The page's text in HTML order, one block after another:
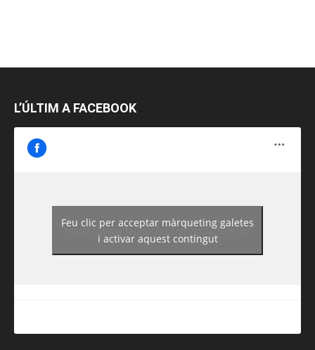
L’ÚLTIM A FACEBOOK
https://www.facebook.com/guiadereus/
Feu clic per acceptar màrqueting galetes
i activar aquest contingut